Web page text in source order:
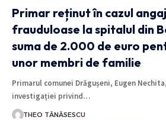
Primar reținut în cazul
frauduloase la spitalul din
suma de 2.000 de euro
unor membri de familie
Primarul comunei Drăgușeni, Eugen
investigației privind…
THEO TĂNĂSESCU